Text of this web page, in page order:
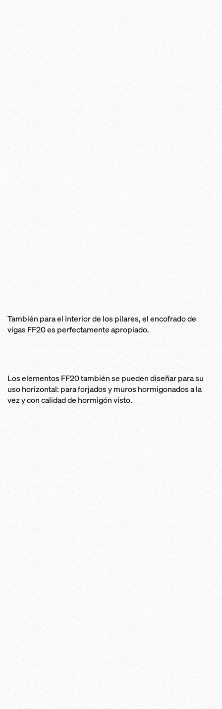
También para el interior de los pilares, el encofrado de
vigas FF20 es perfectamente apropiado.
Los elementos FF20 también se pueden diseñar para su
uso horizontal: para forjados y muros hormigonados a la
vez y con calidad de hormigón visto.